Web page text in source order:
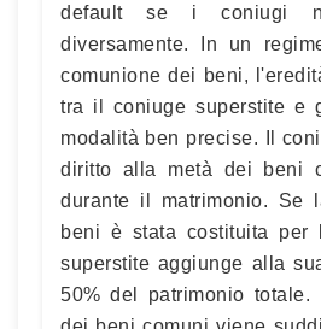
default se i coniugi
diversamente. In un
comunione dei beni,
tra il coniuge superstite e
modalità ben precise. Il
diritto alla metà dei beni
durante il matrimonio. Se
beni è stata costituita per
superstite aggiunge alla
50% del patrimonio totale.